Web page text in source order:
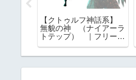
【クトゥルフ神話系】
無貌の神 （ナイアーラ
トテップ） ｜フリー素